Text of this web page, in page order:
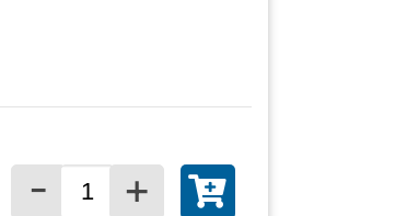
-
Menge für +